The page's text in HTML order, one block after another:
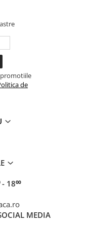
de
- 18⁰⁰
MEDIA